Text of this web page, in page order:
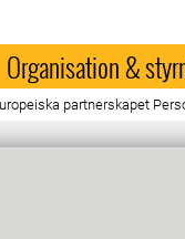
Organisation &
partnerskapet